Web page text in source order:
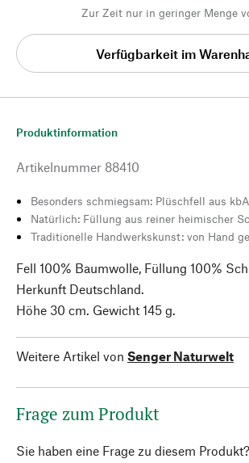
Zur Zeit nur in geringer Menge
Verfügbarkeit im
Produktinformation
Artikelnummer 88410
Besonders schmiegsam: Plüschfell aus
Natürlich: Füllung aus reiner heimischer
Traditionelle Handwerkskunst: von Hand
Fell 100% Baumwolle, Füllung 100%
Herkunft Deutschland.
Höhe 30 cm. Gewicht 145 g.
Weitere Artikel von Senger Naturwelt
Frage zum Produkt
Sie haben eine Frage zu diesem